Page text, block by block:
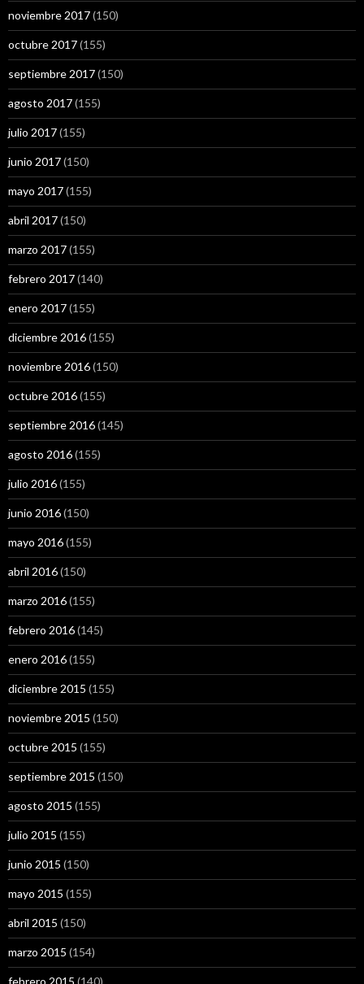
noviembre 2017(150)
octubre 2017(155)
septiembre 2017(150)
agosto 2017(155)
julio 2017(155)
junio 2017(150)
mayo 2017(155)
abril 2017(150)
marzo 2017(155)
febrero 2017(140)
enero 2017(155)
diciembre 2016(155)
noviembre 2016(150)
octubre 2016(155)
septiembre 2016(145)
agosto 2016(155)
julio 2016(155)
junio 2016(150)
mayo 2016(155)
abril 2016(150)
marzo 2016(155)
febrero 2016(145)
enero 2016(155)
diciembre 2015 (155)
noviembre 2015 (150)
octubre 2015 (155)
septiembre 2015 (150)
agosto 2015 (155)
julio 2015 (155)
junio 2015 (150)
mayo 2015 (155)
abril 2015 (150)
marzo 2015 (154)